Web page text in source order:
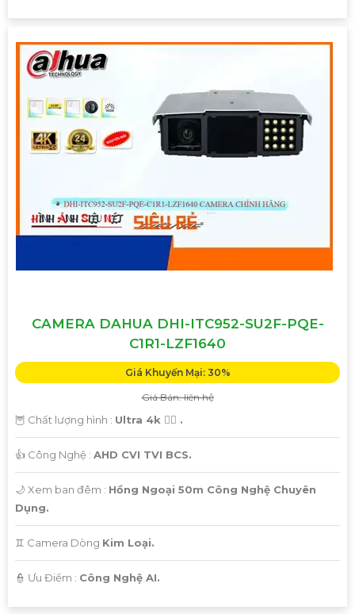
CAMERA DAHUA DHI-ITC952-SU2F-PQE-
C1R1-LZF1640
Giá Khuyến Mại: 30%
Giá Bán: liên hệ
🦉 Chất lượng hình : Ultra 4k 👍🏾 .
👍 Công Nghệ : AHD CVI TVI BCS.
🌙 Xem ban đêm : Hồng Ngoại 50m Công Nghệ Chuyên
Dụng.
♊ Camera Dòng Kim Loại.
️👮 Ưu Điểm : Công Nghệ AI.